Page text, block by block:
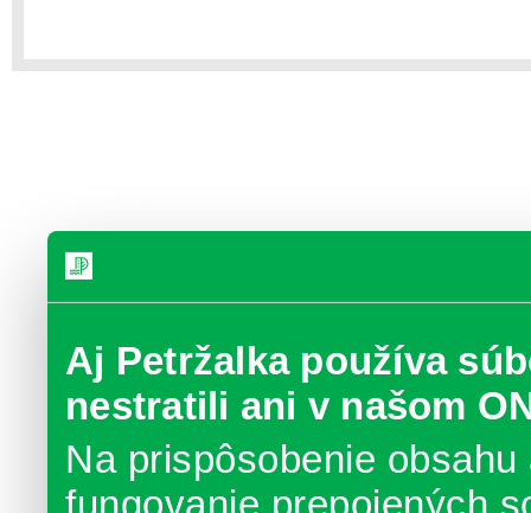
Aj Petržalka používa
nestratili ani v našom
Na prispôsobenie